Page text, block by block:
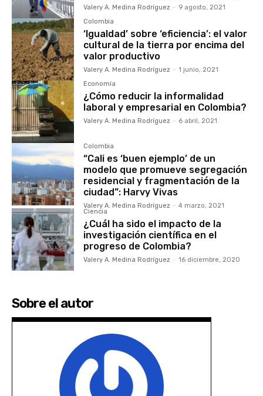
Valery A. Medina Rodríguez - 9 agosto, 2021
Colombia
‘Igualdad’ sobre ‘eficiencia’: el valor
cultural de la tierra por encima del
valor productivo
Valery A. Medina Rodríguez - 1 junio, 2021
Economía
¿Cómo reducir la informalidad
laboral y empresarial en Colombia?
Valery A. Medina Rodríguez - 6 abril, 2021
Colombia
“Cali es ‘buen ejemplo’ de un
modelo que promueve segregación
residencial y fragmentación de la
ciudad”: Harvy Vivas
Valery A. Medina Rodríguez - 4 marzo, 2021
Ciencia
¿Cuál ha sido el impacto de la
investigación científica en el
progreso de Colombia?
Valery A. Medina Rodríguez - 16 diciembre, 2020
Sobre el autor